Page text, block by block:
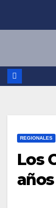
REGIONALES
Los